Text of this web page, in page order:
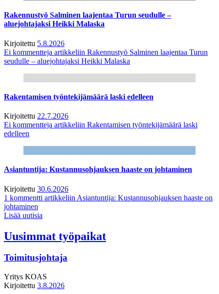
Rakennustyö Salminen laajentaa Turun seudulle –
aluejohtajaksi Heikki Malaska
Kirjoitettu 5.8.2026
Ei kommentteja artikkeliin Rakennustyö Salminen laajentaa Turun
seudulle – aluejohtajaksi Heikki Malaska
Rakentamisen työntekijämäärä laski edelleen
Kirjoitettu 22.7.2026
Ei kommentteja artikkeliin Rakentamisen työntekijämäärä laski
edelleen
Asiantuntija: Kustannusohjauksen haaste on johtaminen
Kirjoitettu 30.6.2026
1 kommentti artikkeliin Asiantuntija: Kustannusohjauksen haaste on
johtaminen
Lisää uutisia
Uusimmat työpaikat
Toimitusjohtaja
Yritys KOAS
Kirjoitettu 3.8.2026